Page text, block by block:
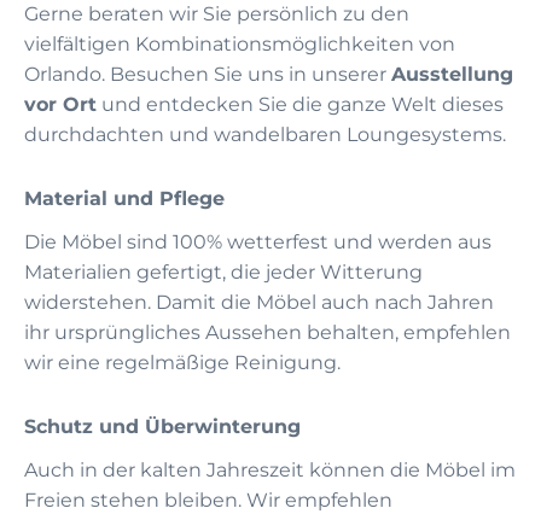
Gerne beraten wir Sie persönlich zu den
vielfältigen Kombinationsmöglichkeiten von
Orlando. Besuchen Sie uns in unserer Ausstellung
vor Ort und entdecken Sie die ganze Welt dieses
durchdachten und wandelbaren Loungesystems.
Material und Pflege
Die Möbel sind 100% wetterfest und werden aus
Materialien gefertigt, die jeder Witterung
widerstehen. Damit die Möbel auch nach Jahren
ihr ursprüngliches Aussehen behalten, empfehlen
wir eine regelmäßige Reinigung.
Schutz und Überwinterung
Auch in der kalten Jahreszeit können die Möbel im
Freien stehen bleiben. Wir empfehlen